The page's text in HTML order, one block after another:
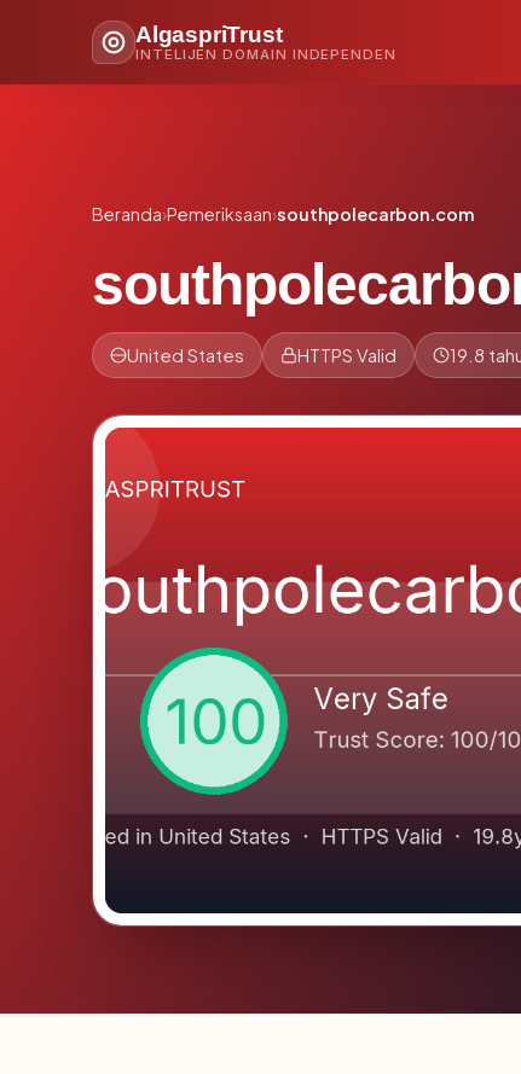
AlgaspriTrust
INTELIJEN DOMAIN INDEPENDEN
Beranda›Pemeriksaan›southpolecarbon.com
United States HTTPS Valid 19.8